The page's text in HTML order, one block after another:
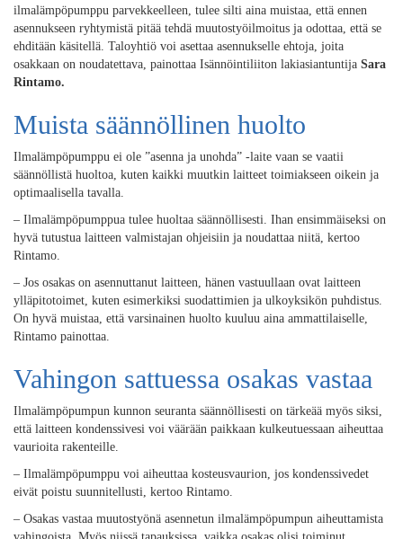
ilmalämpöpumppu parvekkeelleen, tulee silti aina muistaa, että ennen
asennukseen ryhtymistä pitää tehdä muutostyöilmoitus ja odottaa, että se
ehditään käsitellä. Taloyhtiö voi asettaa asennukselle ehtoja, joita
osakkaan on noudatettava, painottaa Isännöintiliiton lakiasiantuntija Sara
Rintamo.
Muista säännöllinen huolto
Ilmalämpöpumppu ei ole ”asenna ja unohda” -laite vaan se vaatii
säännöllistä huoltoa, kuten kaikki muutkin laitteet toimiakseen oikein ja
optimaalisella tavalla.
– Ilmalämpöpumppua tulee huoltaa säännöllisesti. Ihan ensimmäiseksi on
hyvä tutustua laitteen valmistajan ohjeisiin ja noudattaa niitä, kertoo
Rintamo.
– Jos osakas on asennuttanut laitteen, hänen vastuullaan ovat laitteen
ylläpitotoimet, kuten esimerkiksi suodattimien ja ulkoyksikön puhdistus.
On hyvä muistaa, että varsinainen huolto kuuluu aina ammattilaiselle,
Rintamo painottaa.
Vahingon sattuessa osakas vastaa
Ilmalämpöpumpun kunnon seuranta säännöllisesti on tärkeää myös siksi,
että laitteen kondenssivesi voi väärään paikkaan kulkeutuessaan aiheuttaa
vaurioita rakenteille.
– Ilmalämpöpumppu voi aiheuttaa kosteusvaurion, jos kondenssivedet
eivät poistu suunnitellusti, kertoo Rintamo.
– Osakas vastaa muutostyönä asennetun ilmalämpöpumpun aiheuttamista